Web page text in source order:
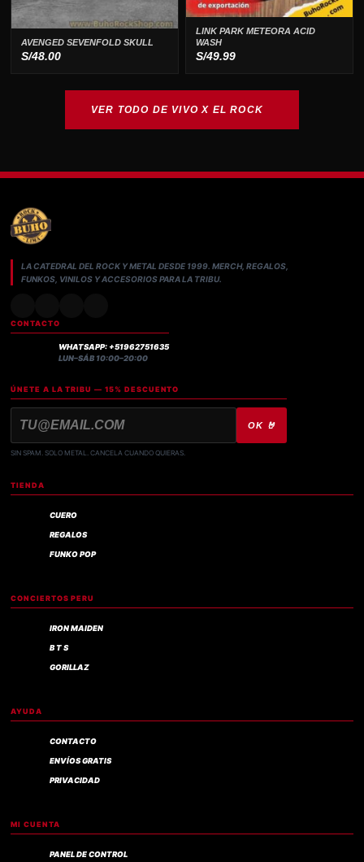
AVENGED SEVENFOLD SKULL
S/48.00
LINK PARK METEORA ACID
WASH
S/49.99
VER TODO DE VIVO X EL ROCK
LA CATEDRAL DEL ROCK Y METAL DESDE 1999. MERCH, REGALOS,
FUNKOS, VINILOS Y ACCESORIOS PARA LA TRIBU.
CONTACTO
WHATSAPP: +51962751635
LUN–SÁB 10:00–20:00
ÚNETE A LA TRIBU — 15% DESCUENTO
OK 🤘
SIN SPAM. SOLO METAL. CANCELA CUANDO QUIERAS.
TIENDA
CUERO
REGALOS
FUNKO POP
CONCIERTOS PERU
IRON MAIDEN
B T S
GORILLAZ
AYUDA
CONTACTO
ENVÍOS GRATIS
PRIVACIDAD
MI CUENTA
PANEL DE CONTROL